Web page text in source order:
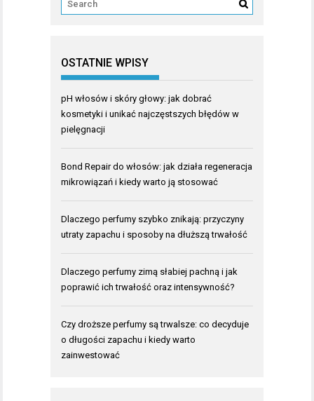
OSTATNIE WPISY
pH włosów i skóry głowy: jak dobrać
kosmetyki i unikać najczęstszych błędów w
pielęgnacji
Bond Repair do włosów: jak działa regeneracja
mikrowiązań i kiedy warto ją stosować
Dlaczego perfumy szybko znikają: przyczyny
utraty zapachu i sposoby na dłuższą trwałość
Dlaczego perfumy zimą słabiej pachną i jak
poprawić ich trwałość oraz intensywność?
Czy droższe perfumy są trwalsze: co decyduje
o długości zapachu i kiedy warto
zainwestować